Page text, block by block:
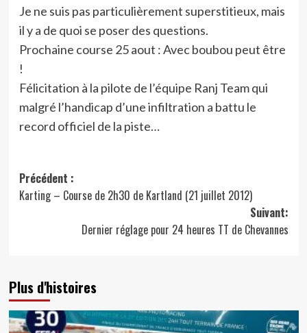
Je ne suis pas particulièrement superstitieux, mais
il y a de quoi se poser des questions.
Prochaine course 25 aout : Avec boubou peut être
!
Félicitation à la pilote de l’équipe Ranj Team qui
malgré l’handicap d’une infiltration a battu le
record officiel de la piste…
Navigation
d’article
Précédent :
Karting – Course de 2h30 de Kartland (21 juillet 2012)
Suivant:
Dernier réglage pour 24 heures TT de Chevannes
Plus d'histoires